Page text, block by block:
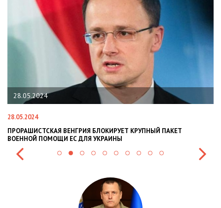
БЛОКИРУЕТ КРУПНЫЙ ПАКЕТ
УКРАИНЫ
22.01.2024
НАЦПОЛІЦІЯ ЛЯКАЄ